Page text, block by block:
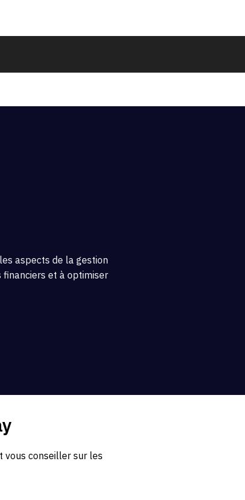
aspects de la gestion
et à optimiser
conseiller sur les